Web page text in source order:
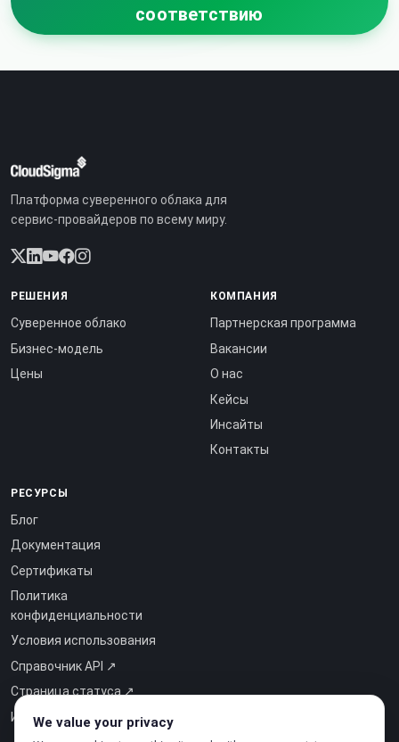
соответствию
Платформа суверенного облака для
сервис-провайдеров по всему миру.
РЕШЕНИЯ
Суверенное облако
Бизнес-модель
Цены
КОМПАНИЯ
Партнерская программа
Вакансии
О нас
Кейсы
Инсайты
Контакты
РЕСУРСЫ
Блог
Документация
Сертификаты
Политика
конфиденциальности
Условия использования
Справочник API ↗
Страница статуса ↗
Интеллект как услуга ↗
We value your privacy